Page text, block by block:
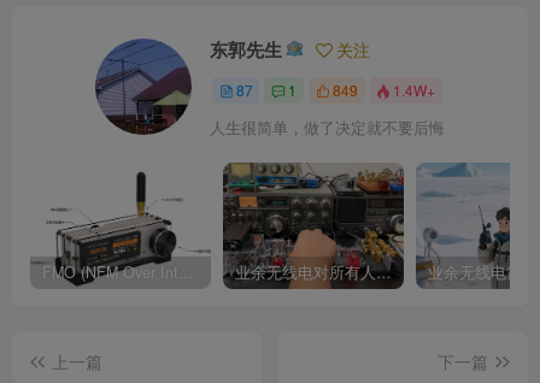
东郭先生 关注
87 1 849 1.4W+
人生很简单，做了决定就不要后悔
FMO (NFM Over Internet) 使用说明书 业余无线电对所有人来说都是一种迷人的爱好
上一篇
下一篇